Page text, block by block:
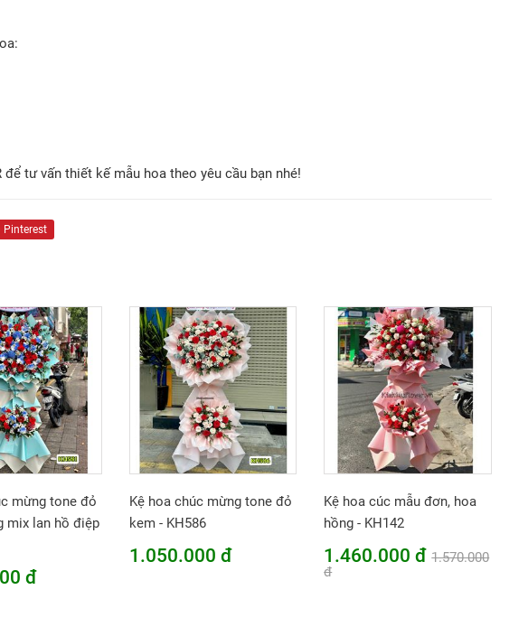
để tư vấn thiết kế mẫu hoa theo yêu cầu bạn nhé!
Pinterest
mừng tone đỏ
mix lan hồ điệp
đ
Kệ hoa chúc mừng tone đỏ
kem - KH586
1.050.000 đ
Kệ hoa cúc mẫu đơn, hoa
hồng - KH142
1.460.000 đ 1.570.000
đ